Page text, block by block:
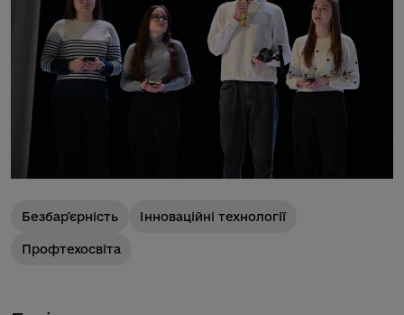
Безбарʼєрність Інноваційні технології
Профтехосвіта